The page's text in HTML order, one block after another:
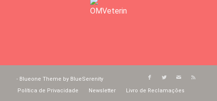
- Blueone Theme by BlueSerenity
Política de Privacidade
Newsletter Livro de Reclamações